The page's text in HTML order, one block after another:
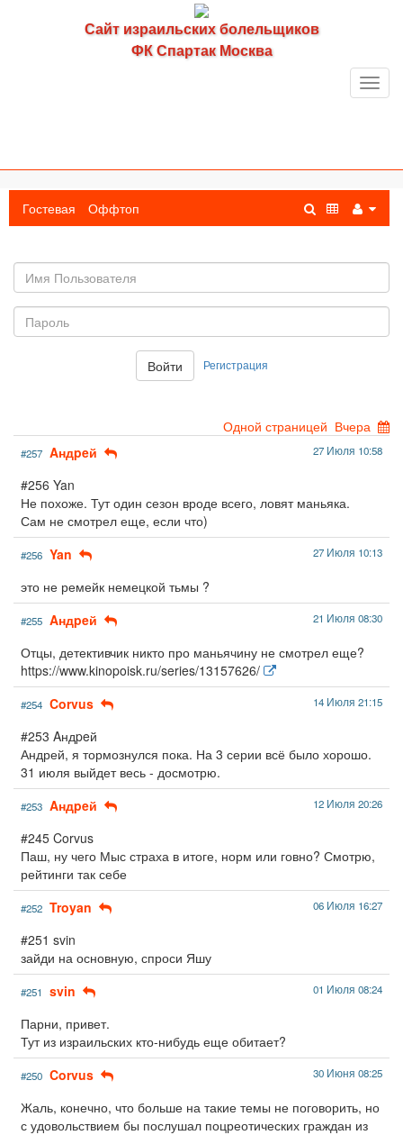
Сайт израильских болельщиков
ФК Спартак Москва
Гостевая Оффтоп
пользователя
Войти Регистрация
Одной страницей Вчера
#257 Aндpeй 27 Июля 10:58
#256 Yan
Не похоже. Тут один сезон вроде всего, ловят маньяка.
Сам не смотрел еще, если что)
#256 Yan 27 Июля 10:13
это не ремейк немецкой тьмы ?
#255 Aндpeй 21 Июля 08:30
Отцы, детективчик никто про маньячину не смотрел еще?
https://www.kinopoisk.ru/series/13157626/
#254 Corvus 14 Июля 21:15
#253 Aндpeй
Андрей, я тормознулся пока. На 3 серии всё было хорошо.
31 июля выйдет весь - досмотрю.
#253 Aндpeй 12 Июля 20:26
#245 Corvus
Паш, ну чего Мыс страха в итоге, норм или говно? Смотрю,
рейтинги так себе
#252 Troyan 06 Июля 16:27
#251 svin
зайди на основную, спроси Яшу
#251 svin 01 Июля 08:24
Парни, привет.
Тут из израильских кто-нибудь еще обитает?
#250 Corvus 30 Июня 08:25
Жаль, конечно, что больше на такие темы не поговорить, но
с удовольствием бы послушал поцреотических граждан из